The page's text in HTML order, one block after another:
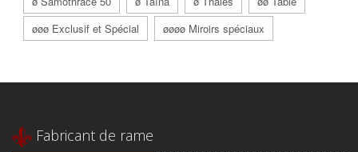
øøø Exclusif et Spécial
øøøø Miroirs spéciaux
Fabricant de rame